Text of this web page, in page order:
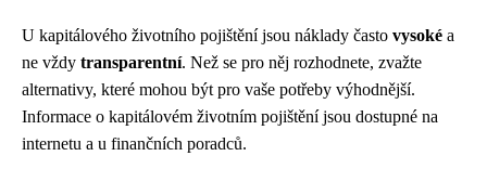
U kapitálového životního pojištění jsou náklady často vysoké a
ne vždy transparentní. Než se pro něj rozhodnete, zvažte
alternativy, které mohou být pro vaše potřeby výhodnější.
Informace o kapitálovém životním pojištění jsou dostupné na
internetu a u finančních poradců.